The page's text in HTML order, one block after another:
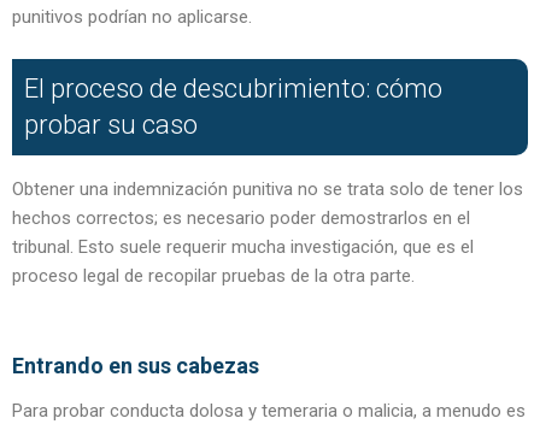
punitivos podrían no aplicarse.
El proceso de descubrimiento: cómo
probar su caso
Obtener una indemnización punitiva no se trata solo de tener los
hechos correctos; es necesario poder demostrarlos en el
tribunal. Esto suele requerir mucha investigación, que es el
proceso legal de recopilar pruebas de la otra parte.
Entrando en sus cabezas
Para probar conducta dolosa y temeraria o malicia, a menudo es